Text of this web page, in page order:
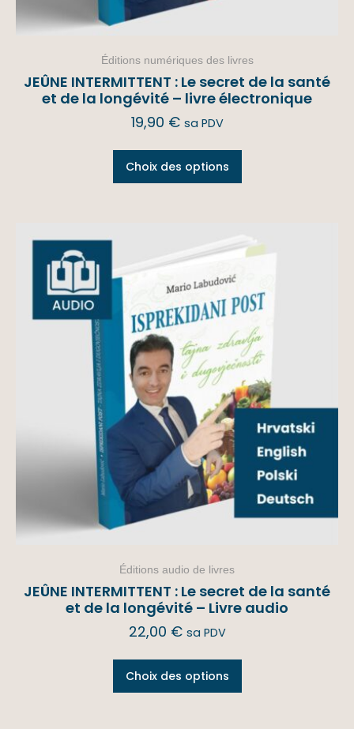
Éditions numériques des livres
JEÛNE INTERMITTENT : Le secret de la santé
et de la longévité – livre électronique
19,90 € sa PDV
Choix des options
Éditions audio de livres
JEÛNE INTERMITTENT : Le secret de la santé
et de la longévité – Livre audio
22,00 € sa PDV
Choix des options